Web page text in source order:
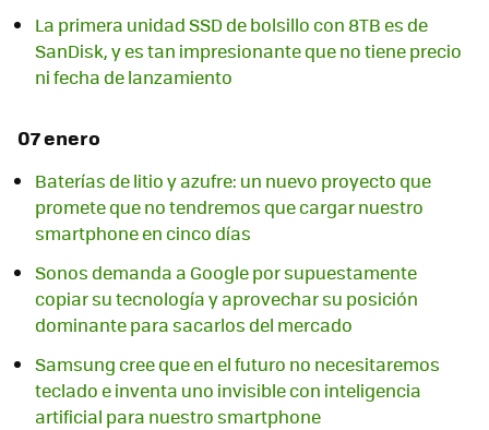
La primera unidad SSD de bolsillo con 8TB es de
SanDisk, y es tan impresionante que no tiene precio
ni fecha de lanzamiento
07 enero
Baterías de litio y azufre: un nuevo proyecto que
promete que no tendremos que cargar nuestro
smartphone en cinco días
Sonos demanda a Google por supuestamente
copiar su tecnología y aprovechar su posición
dominante para sacarlos del mercado
Samsung cree que en el futuro no necesitaremos
teclado e inventa uno invisible con inteligencia
artificial para nuestro smartphone